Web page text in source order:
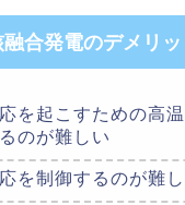
融合発電のデメリッ
を起こすための高
のが難しい
を制御するのが難